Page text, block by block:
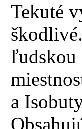
Tekuté
ľudskou
a